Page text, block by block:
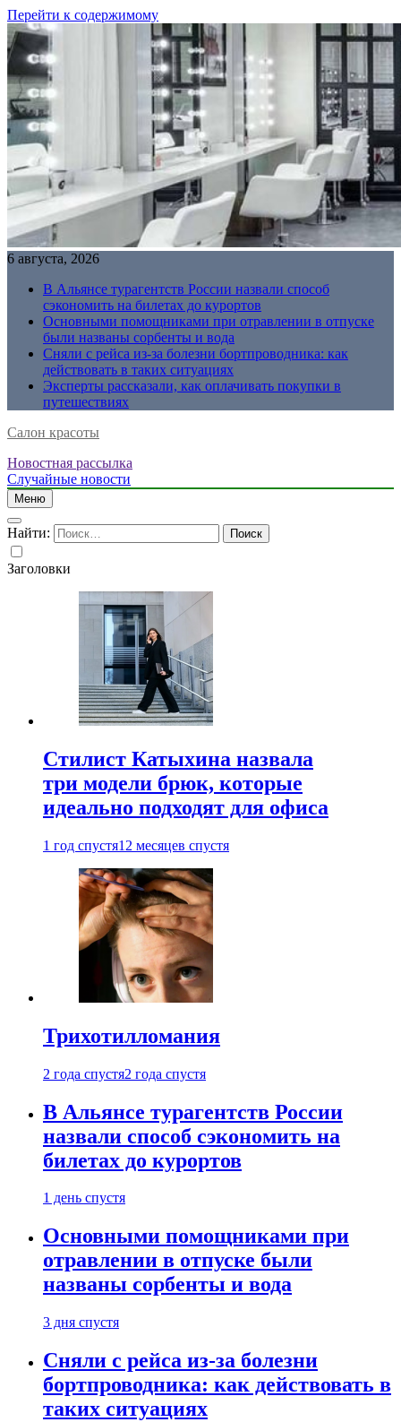
Перейти к содержимому
6 августа, 2026
В Альянсе турагентств России назвали способ
сэкономить на билетах до курортов
Основными помощниками при отравлении в отпуске
были названы сорбенты и вода
Сняли с рейса из-за болезни бортпроводника: как
действовать в таких ситуациях
Эксперты рассказали, как оплачивать покупки в
путешествиях
Салон красоты
Новостная рассылка
Случайные новости
Меню
Найти:
Заголовки
Стилист Катыхина назвала
три модели брюк, которые
идеально подходят для офиса
1 год спустя12 месяцев спустя
Трихотилломания
2 года спустя2 года спустя
В Альянсе турагентств России
назвали способ сэкономить на
билетах до курортов
1 день спустя
Основными помощниками при
отравлении в отпуске были
названы сорбенты и вода
3 дня спустя
Сняли с рейса из-за болезни
бортпроводника: как действовать в
таких ситуациях